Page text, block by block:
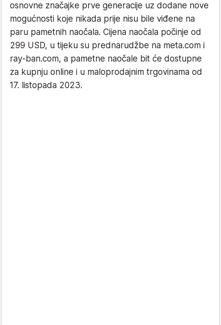
osnovne značajke prve generacije uz dodane nove
mogućnosti koje nikada prije nisu bile viđene na
paru pametnih naočala. Cijena naočala počinje od
299 USD, u tijeku su prednarudžbe na meta.com i
ray-ban.com, a pametne naočale bit će dostupne
za kupnju online i u maloprodajnim trgovinama od
17. listopada 2023.